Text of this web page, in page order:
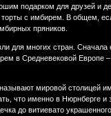
подарком для друзей
с имбирем. В общем,
пряников.
для многих стран.
в Средневековой
мировой столицей
что именно в Нюрнберге
до витиевато